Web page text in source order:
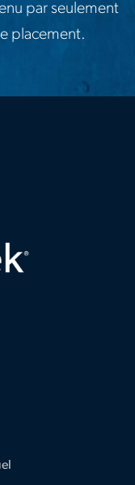
par seulement
placement.